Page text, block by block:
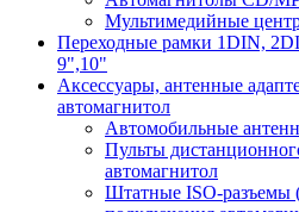
Мультимедийные
Переходные рамки 1DIN,
9",10"
Аксессуары, антенные
автомагнитол
Автомобильные
Пульты
автомагнитол
Штатные ISO-разъемы